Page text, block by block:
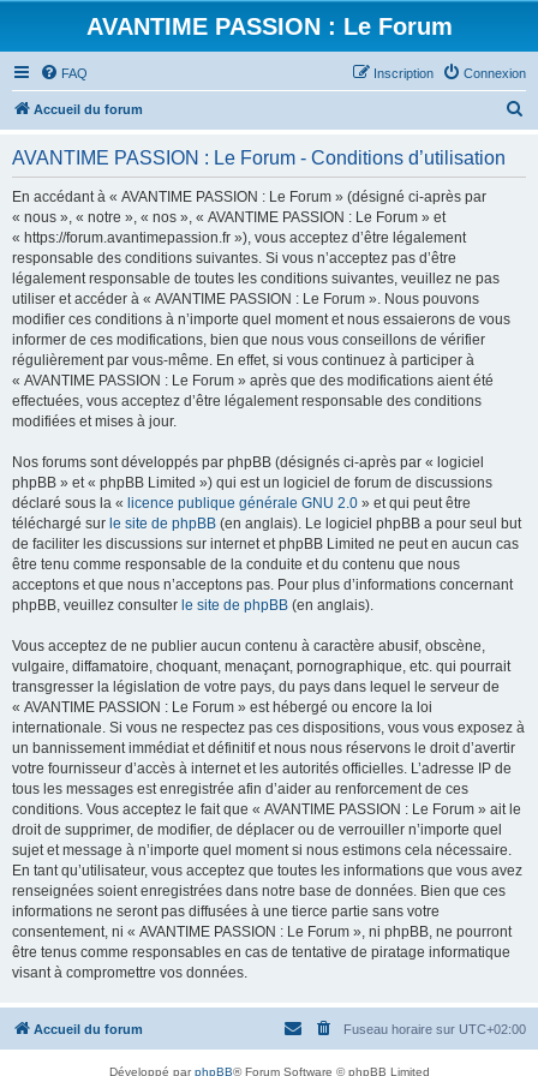
AVANTIME PASSION : Le Forum
FAQ Connexion
Inscription
Accueil du forum
AVANTIME PASSION : Le Forum - Conditions d’utilisation
En accédant à « AVANTIME PASSION : Le Forum » (désigné ci-après par
« nous », « notre », « nos », « AVANTIME PASSION : Le Forum » et
« https://forum.avantimepassion.fr »), vous acceptez d’être légalement
responsable des conditions suivantes. Si vous n’acceptez pas d’être
légalement responsable de toutes les conditions suivantes, veuillez ne pas
utiliser et accéder à « AVANTIME PASSION : Le Forum ». Nous pouvons
modifier ces conditions à n’importe quel moment et nous essaierons de vous
informer de ces modifications, bien que nous vous conseillons de vérifier
régulièrement par vous-même. En effet, si vous continuez à participer à
« AVANTIME PASSION : Le Forum » après que des modifications aient été
effectuées, vous acceptez d’être légalement responsable des conditions
modifiées et mises à jour.
Nos forums sont développés par phpBB (désignés ci-après par « logiciel
phpBB » et « phpBB Limited ») qui est un logiciel de forum de discussions
déclaré sous la « licence publique générale GNU 2.0 » et qui peut être
téléchargé sur le site de phpBB (en anglais). Le logiciel phpBB a pour seul but
de faciliter les discussions sur internet et phpBB Limited ne peut en aucun cas
être tenu comme responsable de la conduite et du contenu que nous
acceptons et que nous n’acceptons pas. Pour plus d’informations concernant
phpBB, veuillez consulter le site de phpBB (en anglais).
Vous acceptez de ne publier aucun contenu à caractère abusif, obscène,
vulgaire, diffamatoire, choquant, menaçant, pornographique, etc. qui pourrait
transgresser la législation de votre pays, du pays dans lequel le serveur de
« AVANTIME PASSION : Le Forum » est hébergé ou encore la loi
internationale. Si vous ne respectez pas ces dispositions, vous vous exposez à
un bannissement immédiat et définitif et nous nous réservons le droit d’avertir
votre fournisseur d’accès à internet et les autorités officielles. L’adresse IP de
tous les messages est enregistrée afin d’aider au renforcement de ces
conditions. Vous acceptez le fait que « AVANTIME PASSION : Le Forum » ait le
droit de supprimer, de modifier, de déplacer ou de verrouiller n’importe quel
sujet et message à n’importe quel moment si nous estimons cela nécessaire.
En tant qu’utilisateur, vous acceptez que toutes les informations que vous avez
renseignées soient enregistrées dans notre base de données. Bien que ces
informations ne seront pas diffusées à une tierce partie sans votre
consentement, ni « AVANTIME PASSION : Le Forum », ni phpBB, ne pourront
être tenus comme responsables en cas de tentative de piratage informatique
visant à compromettre vos données.
Accueil du forum Fuseau horaire sur UTC+02:00
Développé parphpBB® Forum Software © phpBB Limited